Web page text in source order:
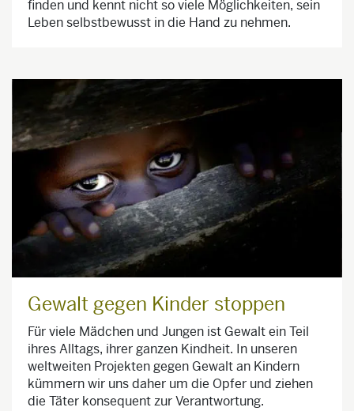
finden und kennt nicht so viele Möglichkeiten, sein
Leben selbstbewusst in die Hand zu nehmen.
Gewalt gegen Kinder stoppen
Für viele Mädchen und Jungen ist Gewalt ein Teil
ihres Alltags, ihrer ganzen Kindheit. In unseren
weltweiten Projekten gegen Gewalt an Kindern
kümmern wir uns daher um die Opfer und ziehen
die Täter konsequent zur Verantwortung.